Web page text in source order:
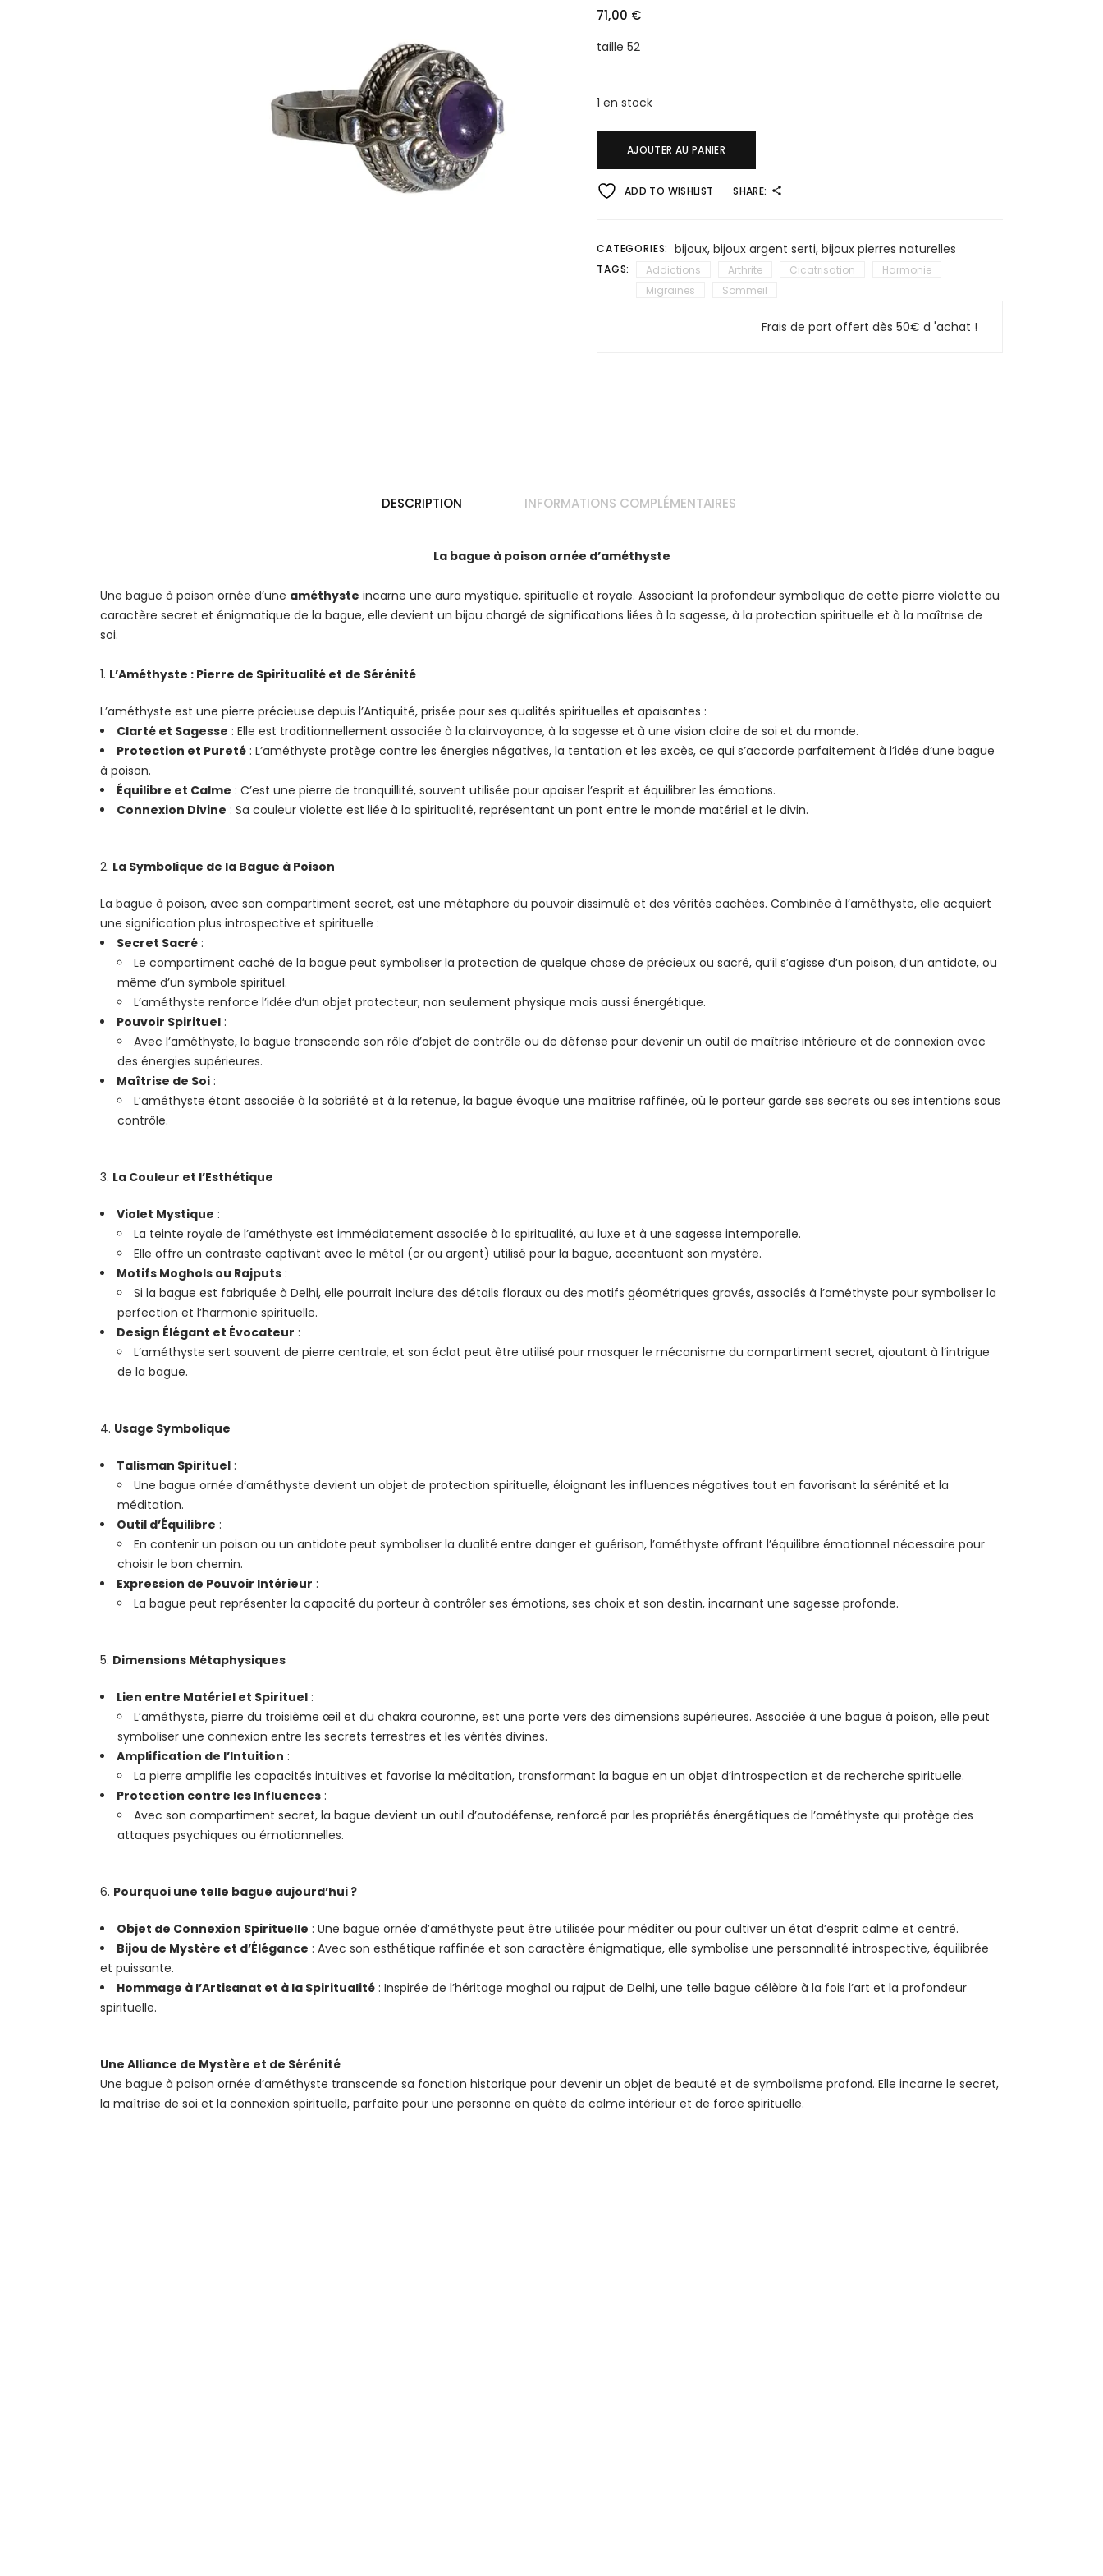
71,00 €
taille 52
1 en stock
AJOUTER AU PANIER
ADD TO WISHLIST SHARE:
CATEGORIES: bijoux,bijoux argent serti,bijoux pierres naturelles
TAGS: Addictions Arthrite Cicatrisation
Harmonie
Migraines
Sommeil
Frais de port offert dès 50€ d 'achat !
DESCRIPTION INFORMATIONS COMPLÉMENTAIRES
La bague à poison ornée d’améthyste
Une bague à poison ornée d’une améthyste incarne une aura mystique, spirituelle et royale. Associant la profondeur symbolique de cette pierre violette au
caractère secret et énigmatique de la bague, elle devient un bijou chargé de significations liées à la sagesse, à la protection spirituelle et à la maîtrise de
soi.
L’Améthyste : Pierre de Spiritualité et de Sérénité
L’améthyste est une pierre précieuse depuis l’Antiquité, prisée pour ses qualités spirituelles et apaisantes :
Clarté et Sagesse : Elle est traditionnellement associée à la clairvoyance, à la sagesse et à une vision claire de soi et du monde.
Protection et Pureté : L’améthyste protège contre les énergies négatives, la tentation et les excès, ce qui s’accorde parfaitement à l’idée d’une bague
à poison.
Équilibre et Calme : C’est une pierre de tranquillité, souvent utilisée pour apaiser l’esprit et équilibrer les émotions.
Connexion Divine : Sa couleur violette est liée à la spiritualité, représentant un pont entre le monde matériel et le divin.
La Symbolique de la Bague à Poison
La bague à poison, avec son compartiment secret, est une métaphore du pouvoir dissimulé et des vérités cachées. Combinée à l’améthyste, elle acquiert
une signification plus introspective et spirituelle :
Secret Sacré :
Le compartiment caché de la bague peut symboliser la protection de quelque chose de précieux ou sacré, qu’il s’agisse d’un poison, d’un antidote, ou
même d’un symbole spirituel.
L’améthyste renforce l’idée d’un objet protecteur, non seulement physique mais aussi énergétique.
Pouvoir Spirituel :
Avec l’améthyste, la bague transcende son rôle d’objet de contrôle ou de défense pour devenir un outil de maîtrise intérieure et de connexion avec
des énergies supérieures.
Maîtrise de Soi :
L’améthyste étant associée à la sobriété et à la retenue, la bague évoque une maîtrise raffinée, où le porteur garde ses secrets ou ses intentions sous
contrôle.
La Couleur et l’Esthétique
Violet Mystique :
La teinte royale de l’améthyste est immédiatement associée à la spiritualité, au luxe et à une sagesse intemporelle.
Elle offre un contraste captivant avec le métal (or ou argent) utilisé pour la bague, accentuant son mystère.
Motifs Moghols ou Rajputs :
Si la bague est fabriquée à Delhi, elle pourrait inclure des détails floraux ou des motifs géométriques gravés, associés à l’améthyste pour symboliser la
perfection et l’harmonie spirituelle.
Design Élégant et Évocateur :
L’améthyste sert souvent de pierre centrale, et son éclat peut être utilisé pour masquer le mécanisme du compartiment secret, ajoutant à l’intrigue
de la bague.
Usage Symbolique
Talisman Spirituel :
Une bague ornée d’améthyste devient un objet de protection spirituelle, éloignant les influences négatives tout en favorisant la sérénité et la
méditation.
Outil d’Équilibre :
En contenir un poison ou un antidote peut symboliser la dualité entre danger et guérison, l’améthyste offrant l’équilibre émotionnel nécessaire pour
choisir le bon chemin.
Expression de Pouvoir Intérieur :
La bague peut représenter la capacité du porteur à contrôler ses émotions, ses choix et son destin, incarnant une sagesse profonde.
Dimensions Métaphysiques
Lien entre Matériel et Spirituel :
L’améthyste, pierre du troisième œil et du chakra couronne, est une porte vers des dimensions supérieures. Associée à une bague à poison, elle peut
symboliser une connexion entre les secrets terrestres et les vérités divines.
Amplification de l’Intuition :
La pierre amplifie les capacités intuitives et favorise la méditation, transformant la bague en un objet d’introspection et de recherche spirituelle.
Protection contre les Influences :
Avec son compartiment secret, la bague devient un outil d’autodéfense, renforcé par les propriétés énergétiques de l’améthyste qui protège des
attaques psychiques ou émotionnelles.
Pourquoi une telle bague aujourd’hui ?
Objet de Connexion Spirituelle : Une bague ornée d’améthyste peut être utilisée pour méditer ou pour cultiver un état d’esprit calme et centré.
Bijou de Mystère et d’Élégance : Avec son esthétique raffinée et son caractère énigmatique, elle symbolise une personnalité introspective, équilibrée
et puissante.
Hommage à l’Artisanat et à la Spiritualité : Inspirée de l’héritage moghol ou rajput de Delhi, une telle bague célèbre à la fois l’art et la profondeur
spirituelle.
Une Alliance de Mystère et de Sérénité
Une bague à poison ornée d’améthyste transcende sa fonction historique pour devenir un objet de beauté et de symbolisme profond. Elle incarne le secret,
la maîtrise de soi et la connexion spirituelle, parfaite pour une personne en quête de calme intérieur et de force spirituelle.